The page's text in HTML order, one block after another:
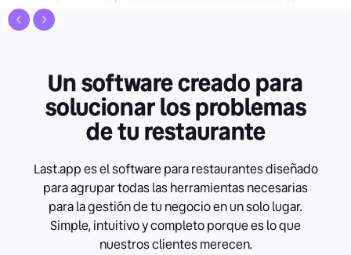
Un softwarecreado para
solucionarlos problemas
de tu restaurante
Last.app es el software para restaurantes diseñado
para agrupar todas las herramientas necesarias
para la gestión de tu negocio en un solo lugar.
Simple, intuitivo y completo porque es lo que
nuestros clientes merecen.